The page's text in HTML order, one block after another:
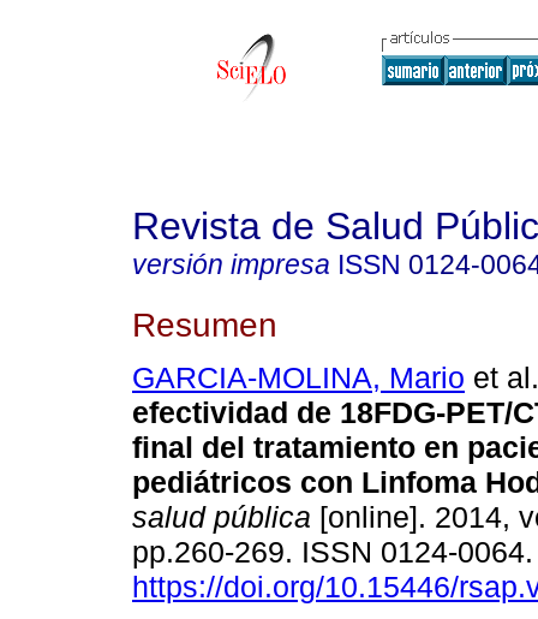
Revista de Salud
versión impresa ISSN 0124-
Resumen
GARCIA-MOLINA, Mario et al.
efectividad de 18FDG-PET/
final del tratamiento en
pediátricos con Linfoma
salud pública [online]. 2014,
pp.260-269. ISSN 0124-
https://doi.org/10.15446/